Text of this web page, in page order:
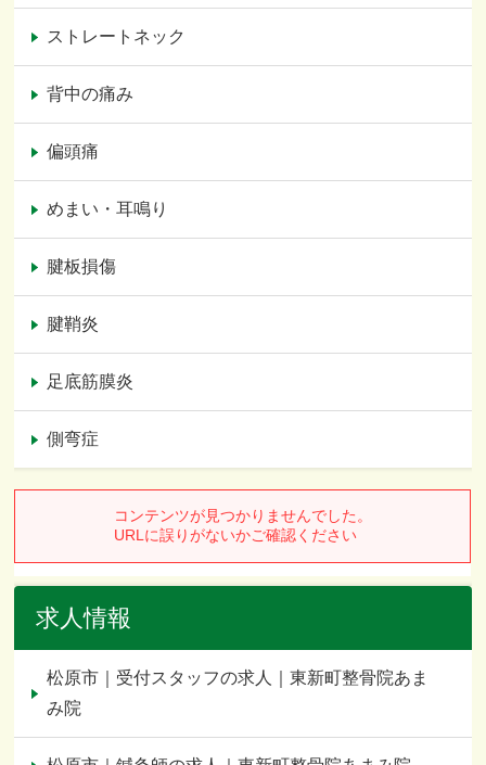
ストレートネック
背中の痛み
偏頭痛
めまい・耳鳴り
腱板損傷
腱鞘炎
足底筋膜炎
側弯症
求人情報
松原市｜受付スタッフの求人｜東新町整骨院あま
み院